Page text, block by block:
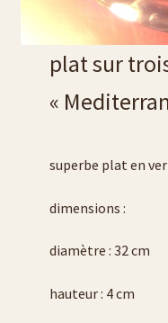
plat sur
«
superbe plat en
dimensions :
diamètre : 32 cm
hauteur : 4 cm